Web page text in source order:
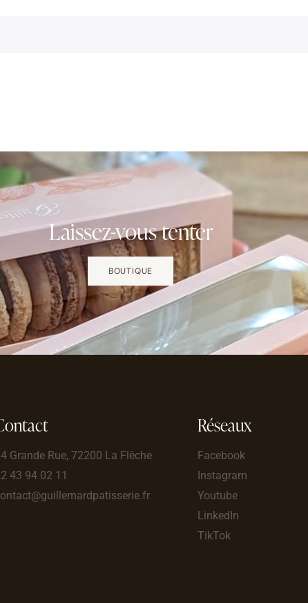
Laissez-vous tenter
BOUTIQUE
Grande Rue, 72200 La Flèche
43 94 02 11
Réseaux
Facebook
Instagram
Youtube
LinkedIn
TikTok